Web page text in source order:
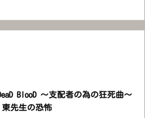
BlooD 〜支配者の為の狂死曲〜
先生の恐怖